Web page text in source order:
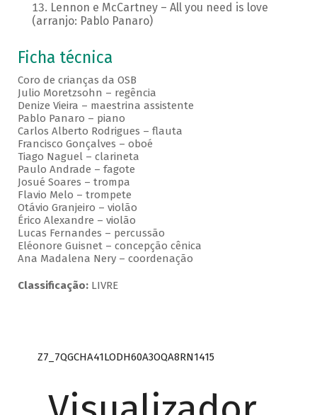
Lennon e McCartney – All you need is love
(arranjo: Pablo Panaro)
Ficha técnica
Coro de crianças da OSB
Julio Moretzsohn – regência
Denize Vieira – maestrina assistente
Pablo Panaro – piano
Carlos Alberto Rodrigues – flauta
Francisco Gonçalves – oboé
Tiago Naguel – clarineta
Paulo Andrade – fagote
Josué Soares – trompa
Flavio Melo – trompete
Otávio Granjeiro – violão
Érico Alexandre – violão
Lucas Fernandes – percussão
Eléonore Guisnet – concepção cênica
Ana Madalena Nery – coordenação
Classificação:LIVRE
Z7_7QGCHA41LODH60A3OQA8RN1415